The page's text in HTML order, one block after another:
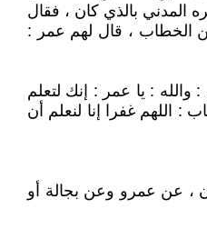
المدني بالذي كان ، فقال
الخطاب ، قال لهم عمر :
والله : يا عمر : إنك لتعلم
اللهم غفرا إنا لنعلم أن
، عن عمرو وعن بجالة أو